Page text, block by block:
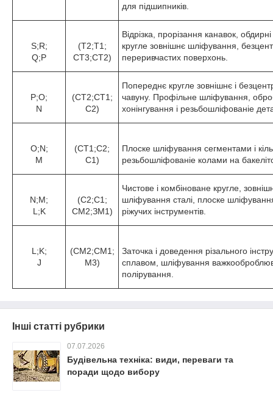
для підшипників.
S;R;
Q;P
(Т2;Т1;
СТ3;СТ2)
Відрізка, прорізання канавок,
кругле зовнішнє шліфування,
переривчастих поверхонь.
P;O;
N
(СТ2;СТ1;
С2)
Попереднє кругле зовнішнє і
чавуну. Профільне шліфування,
хонінгування і резьбошліфованіе
O;N;
M
(СТ1;С2;
С1)
Плоске шліфування сегментами і
резьбошліфованіе колами на
N;M;
L;K
(С2;С1;
СМ2;ЗМ1)
Чистове і комбіноване кругле,
шліфування сталі, плоске
ріжучих інструментів.
L;K;
J
(CM2;CM1;
M3)
Заточка і доведення різального
сплавом, шліфування
полірування.
Інші статті рубрики
07.07.2026
Будівельна техніка: види, переваги та
поради щодо вибору